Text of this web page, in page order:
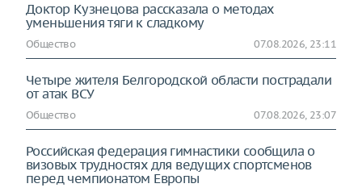
Доктор Кузнецова рассказала о методах
уменьшения тяги к сладкому
Общество 07.08.2026, 23:11
Четыре жителя Белгородской области пострадали
от атак ВСУ
Общество 07.08.2026, 23:07
Российская федерация гимнастики сообщила о
визовых трудностях для ведущих спортсменов
перед чемпионатом Европы